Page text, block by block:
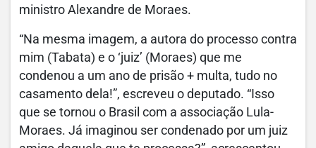
ministro Alexandre de Moraes.
“Na mesma imagem, a autora do processo contra
mim (Tabata) e o ‘juiz’ (Moraes) que me
condenou a um ano de prisão + multa, tudo no
casamento dela!”, escreveu o deputado. “Isso
que se tornou o Brasil com a associação Lula-
Moraes. Já imaginou ser condenado por um juiz